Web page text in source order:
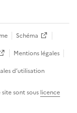
Schéma
Mentions légales
d’utilisation
sont sous licence